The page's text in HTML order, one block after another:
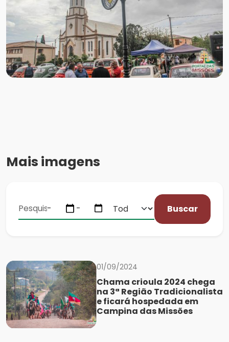
Mais imagens
Buscar
01/09/2024
Chama crioula 2024 chega
na 3ª Região Tradicionalista
e ficará hospedada em
Campina das Missões